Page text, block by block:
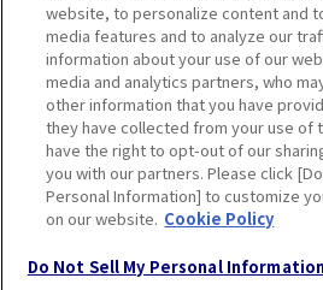
お問い合わせ
ご利用規約
プライバシー・クッキーポリシー
website, to personalize content and
media features and to analyze our
information about your use of our
media and analytics partners, who
other information that you have
they have collected from your use of
have the right to opt-out of our
you with our partners. Please click
Personal Information] to customize
on our website. Cookie Policy
Do Not Sell My Personal Information